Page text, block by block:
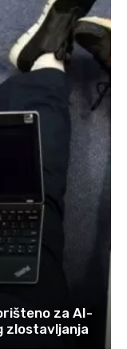
za AI-
zlostavljanja